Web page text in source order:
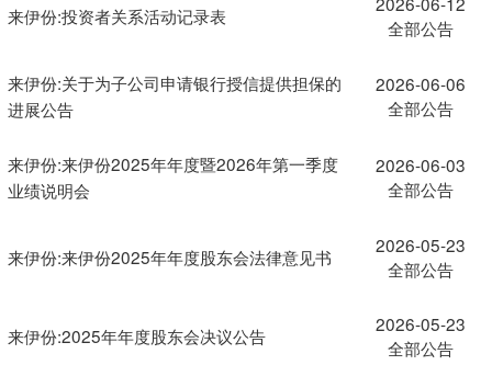
来伊份:投资者关系活动记录表
全部公告
来伊份:关于为子公司申请银行授信提供担保的
进展公告
2026-06-06
全部公告
来伊份:来伊份2025年年度暨2026年第一季度
业绩说明会
2026-06-03
全部公告
来伊份:来伊份2025年年度股东会法律意见书
2026-05-23
全部公告
来伊份:2025年年度股东会决议公告
2026-05-23
全部公告